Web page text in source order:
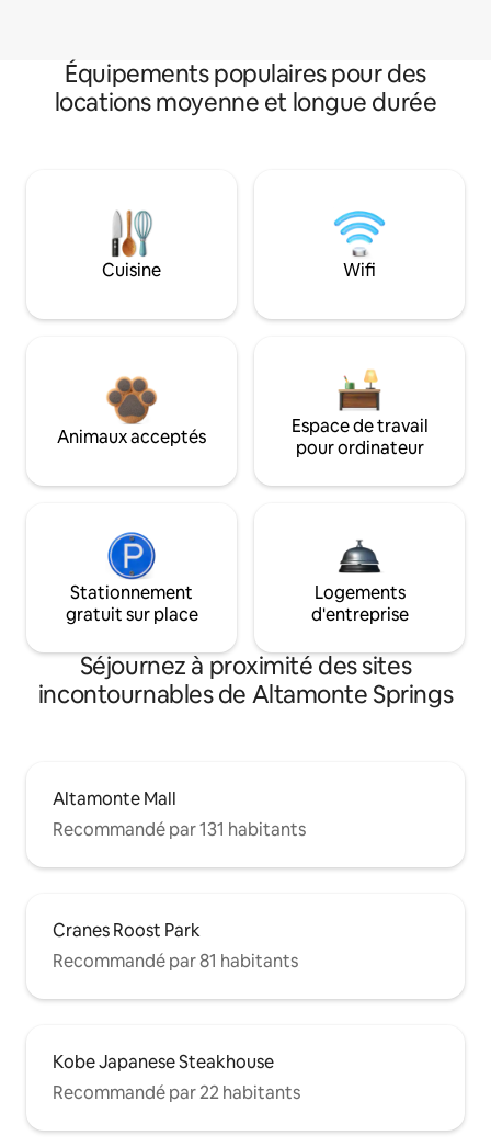
Équipements populaires pour des
locations moyenne et longue durée
Cuisine Wifi
Animaux acceptés
Espace de travail
pour ordinateur
Stationnement
gratuit sur place
Logements
d'entreprise
Séjournez à proximité des sites
incontournables de Altamonte Springs
Altamonte Mall
Recommandé par 131 habitants
Cranes Roost Park
Recommandé par 81 habitants
Kobe Japanese Steakhouse
Recommandé par 22 habitants